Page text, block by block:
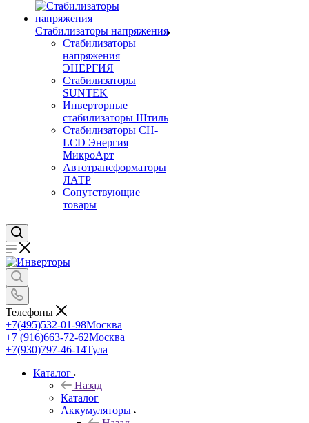
Стабилизаторы напряжения
Стабилизаторы
напряжения
ЭНЕРГИЯ
Стабилизаторы
SUNTEK
Инверторные
стабилизаторы Штиль
Стабилизаторы СН-
LCD Энepгия
МикроАрт
Автотрансформаторы
ЛАТР
Сопутствующие
товары
Телефоны
+7(495)532-01-98Москва
+7 (916)663-72-62Москва
+7(930)797-46-14Тула
Каталог
Назад
Каталог
Аккумуляторы